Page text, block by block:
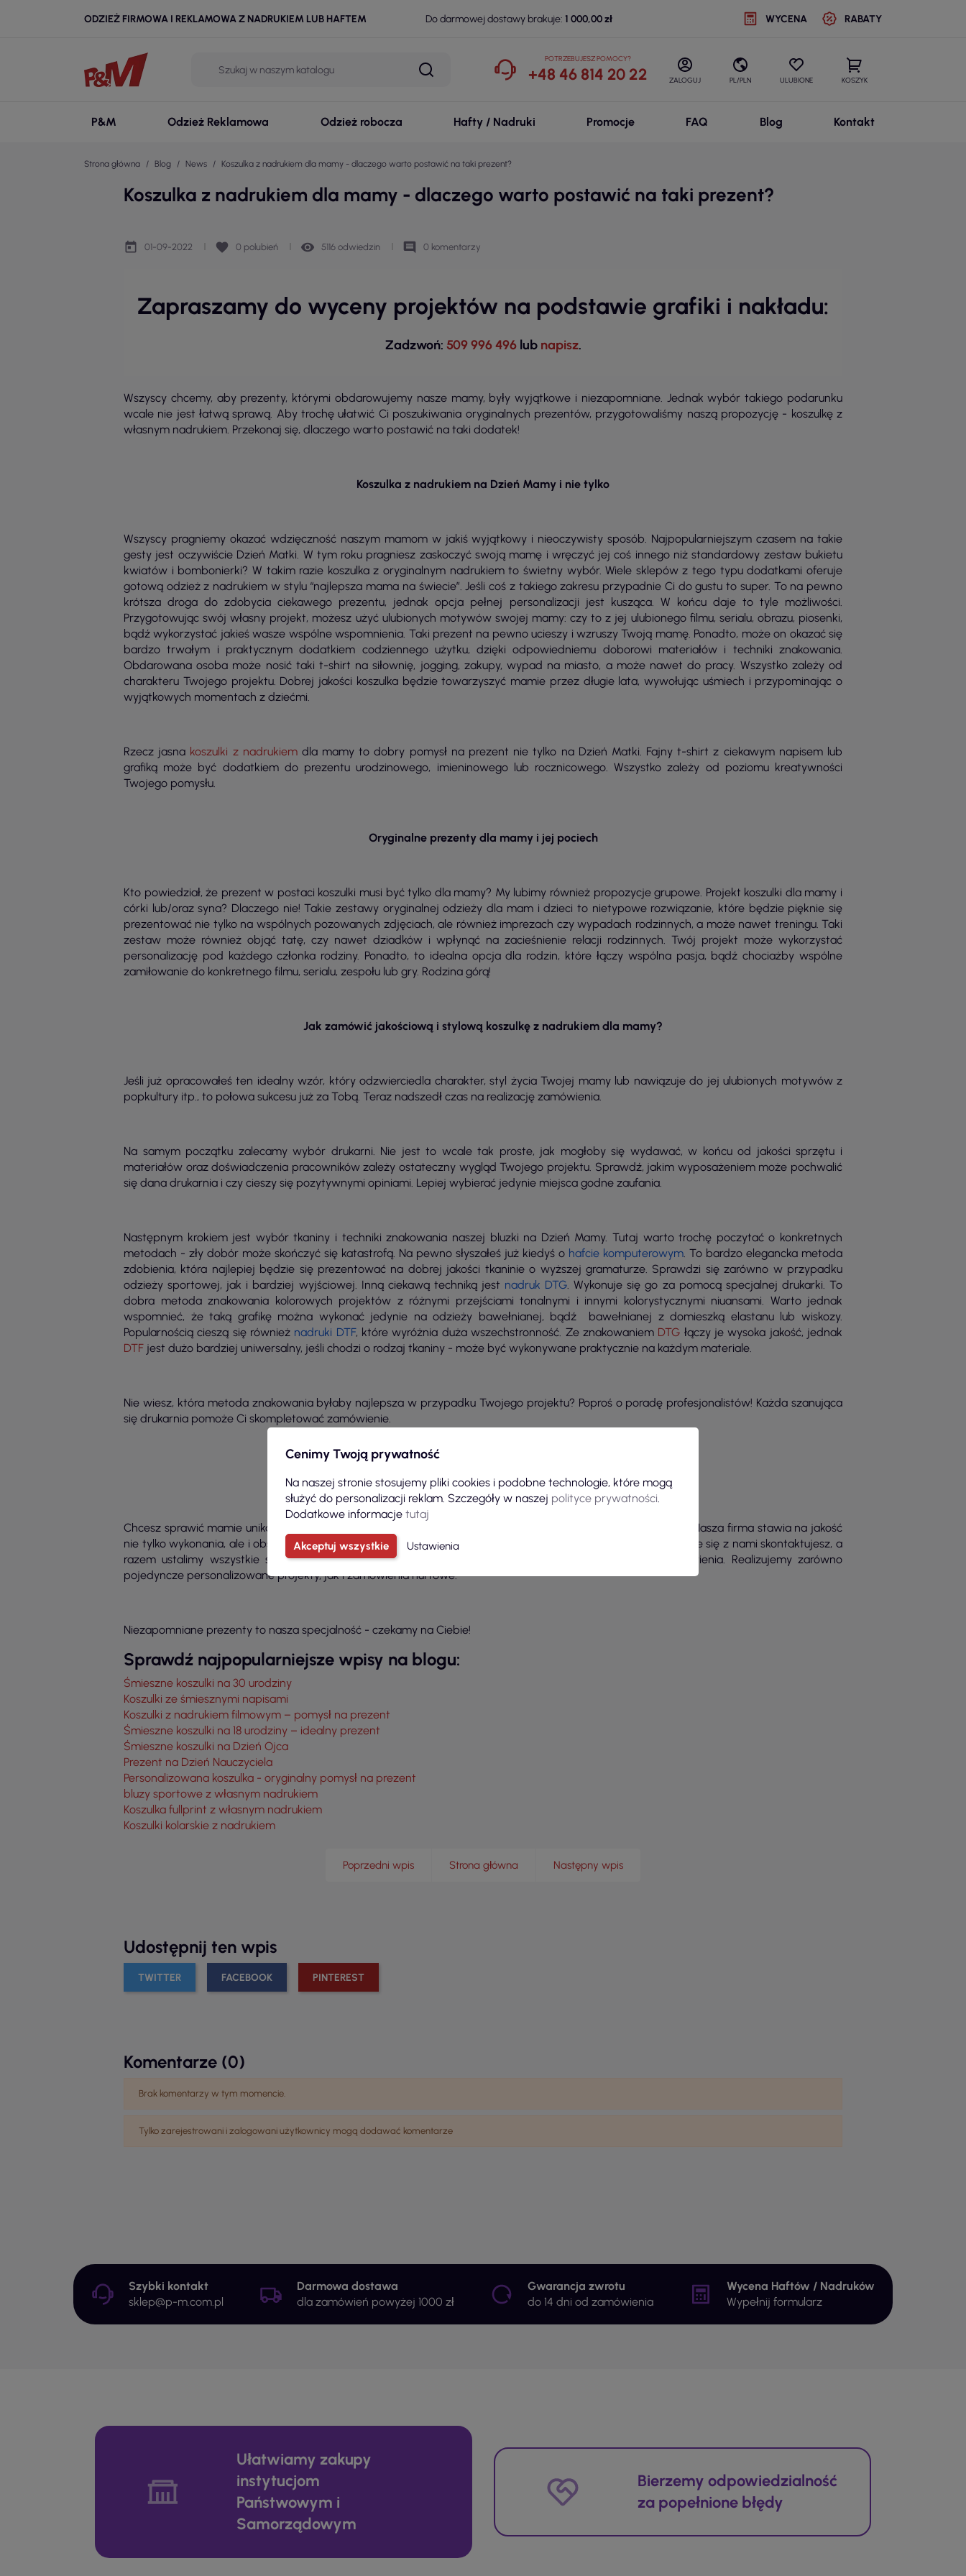
ODZIEŻ FIRMOWA I REKLAMOWA Z NADRUKIEM LUB HAFTEM Do darmowej dostawy brakuje: 1 000,00 zł WYCENA RABATY
POTRZEBUJESZ POMOCY?
+48 46 814 20 22 ZALOGUJ PL/PLN ULUBIONE KOSZYK
P&M Odzież Reklamowa Odzież robocza Hafty / Nadruki Promocje FAQ Blog Kontakt
Strona główna Blog News Koszulka z nadrukiem dla mamy - dlaczego warto postawić na taki prezent?
Koszulka z nadrukiem dla mamy - dlaczego warto postawić na taki prezent?
today 01-09-2022 favorite 0 polubień remove_red_eye 5116 odwiedzin comment 0 komentarzy
Zapraszamy do wyceny projektów na podstawie grafiki i nakładu:
Zadzwoń: 509 996 496lub napisz.
Wszyscy chcemy, aby prezenty, którymi obdarowujemy nasze mamy, były wyjątkowe i niezapomniane. Jednak wybór takiego podarunku
wcale nie jest łatwą sprawą. Aby trochę ułatwić Ci poszukiwania oryginalnych prezentów, przygotowaliśmy naszą propozycję - koszulkę z
własnym nadrukiem. Przekonaj się, dlaczego warto postawić na taki dodatek!
Koszulka z nadrukiem na Dzień Mamy i nie tylko
Wszyscy pragniemy okazać wdzięczność naszym mamom w jakiś wyjątkowy i nieoczywisty sposób. Najpopularniejszym czasem na takie
gesty jest oczywiście Dzień Matki. W tym roku pragniesz zaskoczyć swoją mamę i wręczyć jej coś innego niż standardowy zestaw bukietu
kwiatów i bombonierki? W takim razie koszulka z oryginalnym nadrukiem to świetny wybór. Wiele sklepów z tego typu dodatkami oferuje
gotową odzież z nadrukiem w stylu “najlepsza mama na świecie”. Jeśli coś z takiego zakresu przypadnie Ci do gustu to super. To na pewno
krótsza droga do zdobycia ciekawego prezentu, jednak opcja pełnej personalizacji jest kusząca. W końcu daje to tyle możliwości.
Przygotowując swój własny projekt, możesz użyć ulubionych motywów swojej mamy: czy to z jej ulubionego filmu, serialu, obrazu, piosenki,
bądź wykorzystać jakieś wasze wspólne wspomnienia. Taki prezent na pewno ucieszy i wzruszy Twoją mamę. Ponadto, może on okazać się
bardzo trwałym i praktycznym dodatkiem codziennego użytku, dzięki odpowiedniemu doborowi materiałów i techniki znakowania.
Obdarowana osoba może nosić taki t-shirt na siłownię, jogging, zakupy, wypad na miasto, a może nawet do pracy. Wszystko zależy od
charakteru Twojego projektu. Dobrej jakości koszulka będzie towarzyszyć mamie przez długie lata, wywołując uśmiech i przypominając o
wyjątkowych momentach z dziećmi.
Rzecz jasna koszulki z nadrukiemdla mamy to dobry pomysł na prezent nie tylko na Dzień Matki. Fajny t-shirt z ciekawym napisem lub
grafiką może być dodatkiem do prezentu urodzinowego, imieninowego lub rocznicowego. Wszystko zależy od poziomu kreatywności
Twojego pomysłu.
Oryginalne prezenty dla mamy i jej pociech
Kto powiedział, że prezent w postaci koszulki musi być tylko dla mamy? My lubimy również propozycje grupowe. Projekt koszulki dla mamy i
córki lub/oraz syna? Dlaczego nie! Takie zestawy oryginalnej odzieży dla mam i dzieci to nietypowe rozwiązanie, które będzie pięknie się
prezentować nie tylko na wspólnych pozowanych zdjęciach, ale również imprezach czy wypadach rodzinnych, a może nawet treningu. Taki
zestaw może również objąć tatę, czy nawet dziadków i wpłynąć na zacieśnienie relacji rodzinnych. Twój projekt może wykorzystać
personalizację pod każdego członka rodziny. Ponadto, to idealna opcja dla rodzin, które łączy wspólna pasja, bądź chociażby wspólne
zamiłowanie do konkretnego filmu, serialu, zespołu lub gry. Rodzina górą!
Jak zamówić jakościową i stylową koszulkę z nadrukiem dla mamy?
Jeśli już opracowałeś ten idealny wzór, który odzwierciedla charakter, styl życia Twojej mamy lub nawiązuje do jej ulubionych motywów z
popkultury itp., to połowa sukcesu już za Tobą. Teraz nadszedł czas na realizację zamówienia.
Na samym początku zalecamy wybór drukarni. Nie jest to wcale tak proste, jak mogłoby się wydawać, w końcu od jakości sprzętu i
materiałów oraz doświadczenia pracowników zależy ostateczny wygląd Twojego projektu. Sprawdź, jakim wyposażeniem może pochwalić
się dana drukarnia i czy cieszy się pozytywnymi opiniami. Lepiej wybierać jedynie miejsca godne zaufania.
Następnym krokiem jest wybór tkaniny i techniki znakowania naszej bluzki na Dzień Mamy. Tutaj warto trochę poczytać o konkretnych
metodach - zły dobór może skończyć się katastrofą. Na pewno słyszałeś już kiedyś o hafcie komputerowym. To bardzo elegancka metoda
zdobienia, która najlepiej będzie się prezentować na dobrej jakości tkaninie o wyższej gramaturze. Sprawdzi się zarówno w przypadku
odzieży sportowej, jak i bardziej wyjściowej. Inną ciekawą techniką jest nadruk DTG. Wykonuje się go za pomocą specjalnej drukarki. To
dobra metoda znakowania kolorowych projektów z różnymi przejściami tonalnymi i innymi kolorystycznymi niuansami. Warto jednak
wspomnieć, że taką grafikę można wykonać jedynie na odzieży bawełnianej, bądź
bawełnianej z domieszką elastanu lub wiskozy.
Popularnością cieszą się również nadruki DTF, które wyróżnia duża wszechstronność. Ze znakowaniem DTG łączy je wysoka jakość, jednak
DTF jest dużo bardziej uniwersalny, jeśli chodzi o rodzaj tkaniny - może być wykonywane praktycznie na każdym materiale.
Nie wiesz, która metoda znakowania byłaby najlepsza w przypadku Twojego projektu? Poproś o poradę profesjonalistów! Każda szanująca
się drukarnia pomoże Ci skompletować zamówienie.
Chcesz sprawić mamie unikalny prezent? W P&M wykonamy dla Ciebie nawet bardzo skomplikowany projekt! Nasza firma stawia na jakość
nie tylko wykonania, ale i obsługi. Właśnie dlatego zawsze możesz liczyć na nasze porady i pomoc. Wystarczy, że się z nami skontaktujesz, a
razem ustalimy wszystkie szczegóły związane z doborem techniki znakowania i innymi aspektami zamówienia. Realizujemy zarówno
pojedyncze personalizowane projekty, jak i zamówienia hurtowe.
Niezapomniane prezenty to nasza specjalność - czekamy na Ciebie!
Sprawdź najpopularniejsze wpisy na blogu:
Śmieszne koszulki na 30 urodziny
Koszulki ze śmiesznymi napisami
Koszulki z nadrukiem filmowym – pomysł na prezent
Śmieszne koszulki na 18 urodziny – idealny prezent
Śmieszne koszulki na Dzień Ojca
Prezent na Dzień Nauczyciela
Personalizowana koszulka - oryginalny pomysł na prezent
bluzy sportowe z własnym nadrukiem
Koszulka fullprint z własnym nadrukiem
Koszulki kolarskie z nadrukiem
Poprzedni wpis Strona główna Następny wpis
Udostępnij ten wpis
TWITTER FACEBOOK PINTEREST
Komentarze (0)
Brak komentarzy w tym momencie.
Tylko zarejestrowani i zalogowani użytkownicy mogą dodawać komentarze
Szybki kontakt
sklep@p-m.com.pl
Darmowa dostawa
dla zamówień powyżej 1000 zł
Gwarancja zwrotu
do 14 dni od zamówienia
Wycena Haftów / Nadruków
Wypełnij formularz
Ułatwiamy zakupy
instytucjom
Państwowym i
Samorządowym
Bierzemy odpowiedzialność
za popełnione błędy
Cenimy Twoją prywatność
Na naszej stronie stosujemy pliki cookies i podobne technologie, które mogą
służyć do personalizacji reklam. Szczegóły w naszej polityce prywatności.
Dodatkowe informacje tutaj
Akceptuj wszystkie Ustawienia